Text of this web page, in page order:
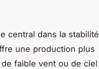
central dans la stabilité
une production plus
faible vent ou de ciel